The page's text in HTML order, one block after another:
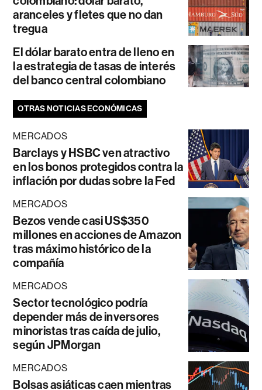
aranceles y fletes que no dan
tregua
El dólar barato entra de lleno en
la estrategia de tasas de interés
del banco central colombiano
OTRAS NOTICIAS ECONÓMICAS
MERCADOS
Barclays y HSBC ven atractivo
en los bonos protegidos contra la
inflación por dudas sobre la Fed
MERCADOS
Bezos vende casi US$350
millones en acciones de Amazon
tras máximo histórico de la
compañía
MERCADOS
Sector tecnológico podría
depender más de inversores
minoristas tras caída de julio,
según JPMorgan
MERCADOS
Bolsas asiáticas caen mientras